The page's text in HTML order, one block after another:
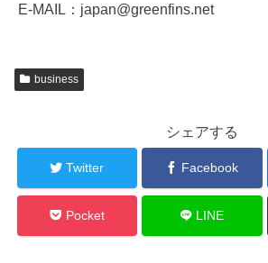
E-MAIL：japan@greenfins.net
business
シェアする
Twitter Facebook
Pocket LINE